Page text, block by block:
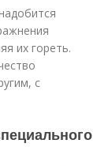
их гореть.
с